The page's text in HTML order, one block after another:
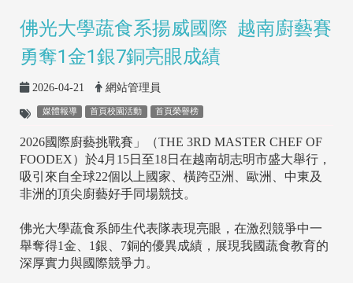
佛光大學蔬食系揚威國際 越南廚藝賽
勇奪1金1銀7銅亮眼成績
2026-04-21 網站管理員
媒體報導 首頁校園活動 首頁榮譽榜
2026國際廚藝挑戰賽」（THE 3RD MASTER CHEF OF
FOODEX）於4月15日至18日在越南胡志明市盛大舉行，
吸引來自全球22個以上國家、橫跨亞洲、歐洲、中東及
非洲的頂尖廚藝好手同場競技。
佛光大學蔬食系師生代表隊表現亮眼，在激烈競爭中一
舉奪得1金、1銀、7銅的優異成績，展現我國蔬食教育的
深厚實力與國際競爭力。